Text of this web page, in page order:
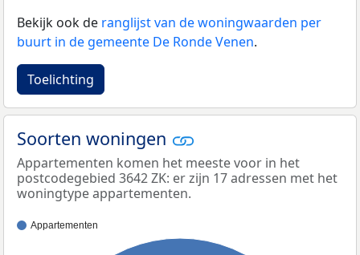
Bekijk ook de ranglijst van de woningwaarden per
buurt in de gemeente De Ronde Venen.
Toelichting
Soorten woningen
Appartementen komen het meeste voor in het
postcodegebied 3642 ZK: er zijn 17 adressen met het
woningtype appartementen.
Appartementen